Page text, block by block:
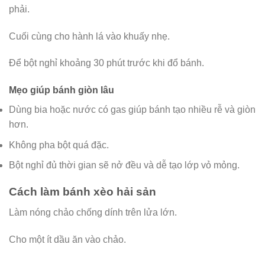
phải.
Cuối cùng cho hành lá vào khuấy nhẹ.
Để bột nghỉ khoảng 30 phút trước khi đổ bánh.
Mẹo giúp bánh giòn lâu
Dùng bia hoặc nước có gas giúp bánh tạo nhiều rễ và giòn
hơn.
Không pha bột quá đặc.
Bột nghỉ đủ thời gian sẽ nở đều và dễ tạo lớp vỏ mỏng.
Cách làm bánh xèo hải sản
Làm nóng chảo chống dính trên lửa lớn.
Cho một ít dầu ăn vào chảo.